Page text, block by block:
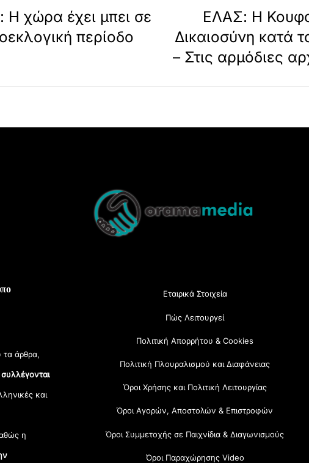
χώρα έχει μπει σε
περίοδο
ΕΛΑΣ: Η
Δικαιοσύνη κατά
– Στις αρμόδιες
Top
άρθρα,
συλλέγονται
και
η
Εταιρικά Στοιχεία
Πώς Λειτουργεί
Πολιτική Απορρήτου & Cookies
Πολιτική Πλουραλισμού και Διαφάνειας
Όροι Χρήσης και Πολιτική Λειτουργίας
Όροι Αγορών, Αποστολών & Επιστροφών
Όροι Συμμετοχής σε Παιχνίδια & Διαγωνισμούς
Όροι Παραχώρησης Video